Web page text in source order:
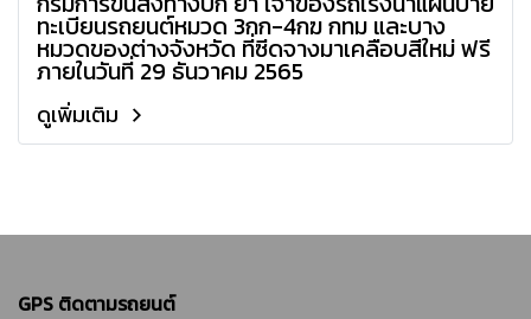
ทะเบียนรถยนต์หมวด 3กก-4กฆ กทม และบาง
หมวดของต่างจังหวัด ที่ซีดจางมาเคลือบสีใหม่ ฟรี
ภายในวันที่ 29 ธันวาคม 2565
ดูเพิ่มเติม
GPS ติดตามรถยนต์